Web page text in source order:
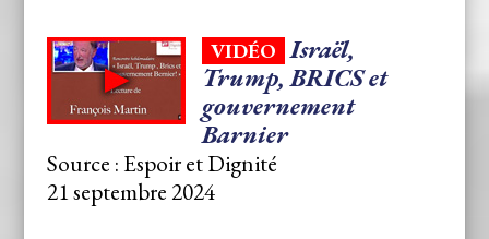
VIDÉO Israël,
Trump, BRICS et
gouvernement
Barnier
Source : Espoir et Dignité
21 septembre 2024